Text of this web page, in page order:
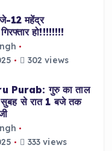
12 महेंद्र
हो!!!!!!!!
302 views
Purab: गुरु का ताल
से रात 1 बजे तक
333 views